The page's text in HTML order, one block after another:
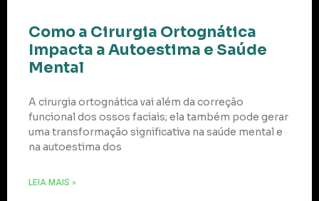
Como a Cirurgia Ortognática
Impacta a Autoestima e Saúde
Mental
A cirurgia ortognática vai além da correção
funcional dos ossos faciais; ela também pode gerar
uma transformação significativa na saúde mental e
na autoestima dos
LEIA MAIS »